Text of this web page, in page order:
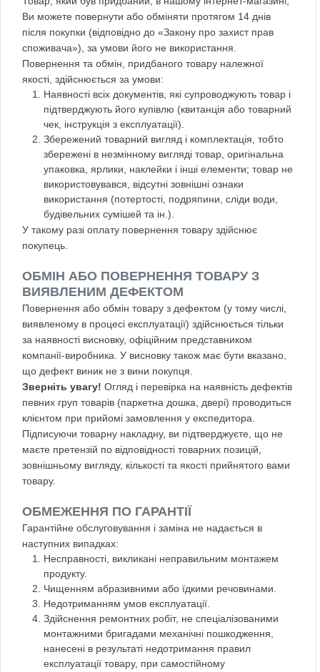
Ви можете повернути або обміняти протягом 14 днів
після покупки (відповідно до «Закону про захист прав
споживача»), за умови його не використання.
Повернення та обмін, придбаного товару належної
якості, здійснюється за умови:
Наявності всіх документів, які супроводжують товар і
підтверджують його купівлю (квитанція або товарний
чек, інструкція з експлуатації).
Збережений товарний вигляд і комплектація, тобто
збережені в незмінному вигляді товар, оригінальна
упаковка, ярлики, наклейки і інші елементи; товар не
використовувався, відсутні зовнішні ознаки
використання (потертості, подряпини, сліди води,
будівельних сумішей та ін.).
У такому разі оплату повернення товару здійснює
покупець.
ОБМІН АБО ПОВЕРНЕННЯ ТОВАРУ З
ВИЯВЛЕНИМ ДЕФЕКТОМ
Повернення або обмін товару з дефектом (у тому числі,
виявленому в процесі експлуатації) здійснюється тільки
за наявності висновку, офіційним представником
компанії-виробника. У висновку також має бути вказано,
що дефект виник не з вини покупця.
Зверніть увагу! Огляд і перевірка на наявність дефектів
певних груп товарів (паркетна дошка, двері) проводиться
клієнтом при прийомі замовлення у експедитора.
Підписуючи товарну накладну, ви підтверджуєте, що не
маєте претензій по відповідності товарних позицій,
зовнішньому вигляду, кількості та якості прийнятого вами
товару.
ОБМЕЖЕННЯ ПО ГАРАНТІЇ
Гарантійне обслуговування і заміна не надається в
наступних випадках:
Несправності, викликані неправильним монтажем
продукту.
Чищенням абразивними або їдкими речовинами.
Недотриманням умов експлуатації.
Здійснення ремонтних робіт, не спеціалізованими
монтажними бригадами механічні пошкодження,
нанесені в результаті недотримання правил
експлуатації товару, при самостійному